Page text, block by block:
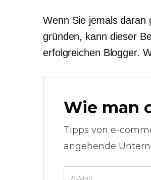
Wenn Sie jemals daran
gründen, kann dieser
erfolgreichen Blogger.
Wie man
Tipps von e-
angehende